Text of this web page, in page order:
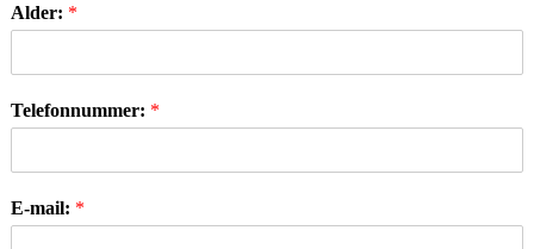
Alder: *
Telefonnummer: *
E-mail: *